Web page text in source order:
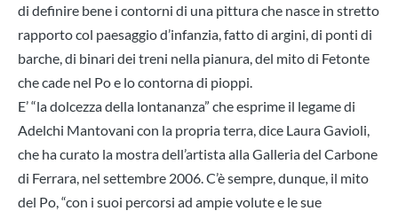
di definire bene i contorni di una pittura che nasce in stretto
rapporto col paesaggio d’infanzia, fatto di argini, di ponti di
barche, di binari dei treni nella pianura, del mito di Fetonte
che cade nel Po e lo contorna di pioppi.
E’ “la dolcezza della lontananza” che esprime il legame di
Adelchi Mantovani con la propria terra, dice Laura Gavioli,
che ha curato la mostra dell’artista alla Galleria del Carbone
di Ferrara, nel settembre 2006. C’è sempre, dunque, il mito
del Po, “con i suoi percorsi ad ampie volute e le sue